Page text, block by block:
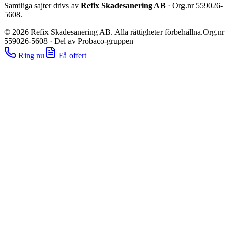
Samtliga sajter drivs av Refix Skadesanering AB · Org.nr 559026-
5608.
© 2026 Refix Skadesanering AB. Alla rättigheter förbehållna.Org.nr
559026-5608 · Del av Probaco-gruppen
Ring nu
Få offert